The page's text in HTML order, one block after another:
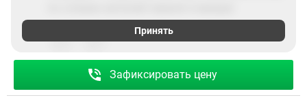
Зафиксировать цену
0 0
Ответить
Принять